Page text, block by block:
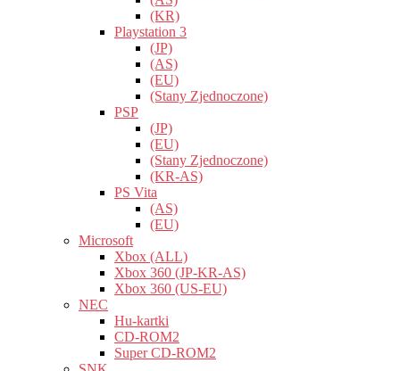
(KR)
Playstation 3
(JP)
(AS)
(EU)
(Stany Zjednoczone)
PSP
(JP)
(EU)
(Stany Zjednoczone)
(KR-AS)
PS Vita
(AS)
(EU)
Microsoft
Xbox (ALL)
Xbox 360 (JP-KR-AS)
Xbox 360 (US-EU)
NEC
Hu-kartki
CD-ROM2
Super CD-ROM2